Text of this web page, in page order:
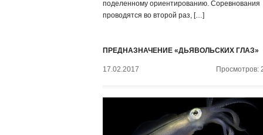
поделенному ориентированию. Соревнования
проводятся во второй раз, […]
ПРЕДНАЗНАЧЕНИЕ «ДЬЯВОЛЬСКИХ ГЛАЗ»
17.02.2017 Просмотров: